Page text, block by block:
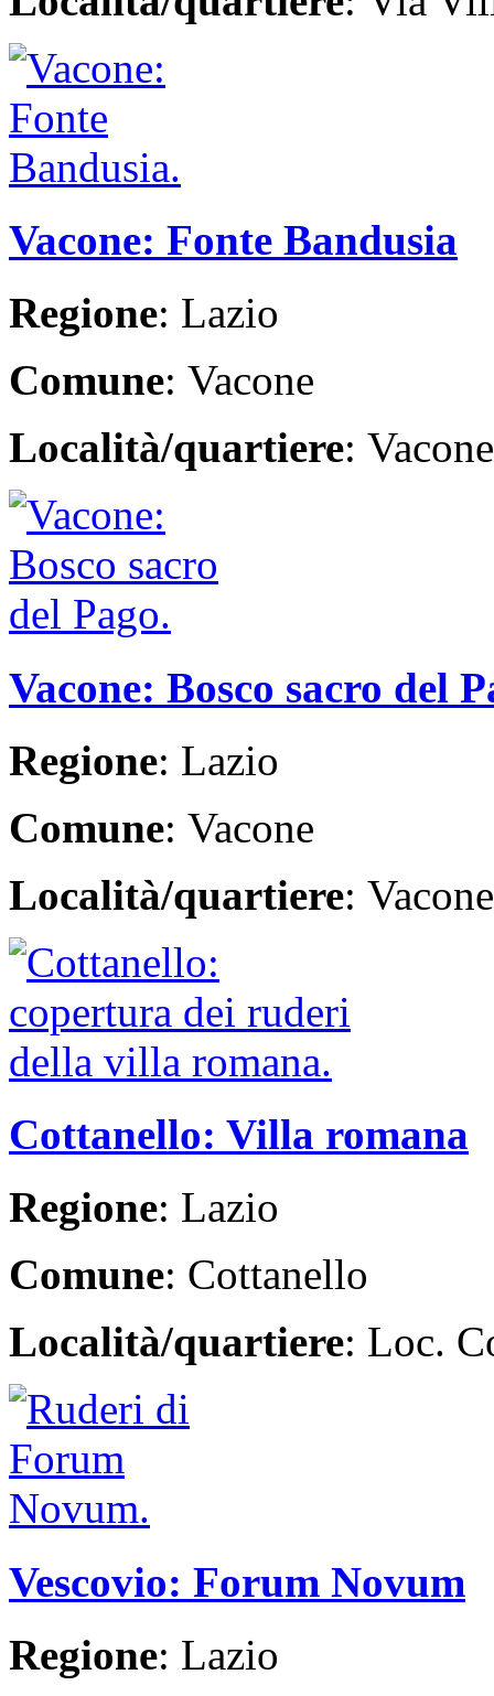
Vacone: Fonte Bandusia
Regione: Lazio
Comune: Vacone
Località/quartiere: Vacone
Vacone: Bosco sacro del
Regione: Lazio
Comune: Vacone
Località/quartiere: Vacone
Cottanello: Villa romana
Regione: Lazio
Comune: Cottanello
Località/quartiere: Loc.
Vescovio: Forum Novum
Regione: Lazio